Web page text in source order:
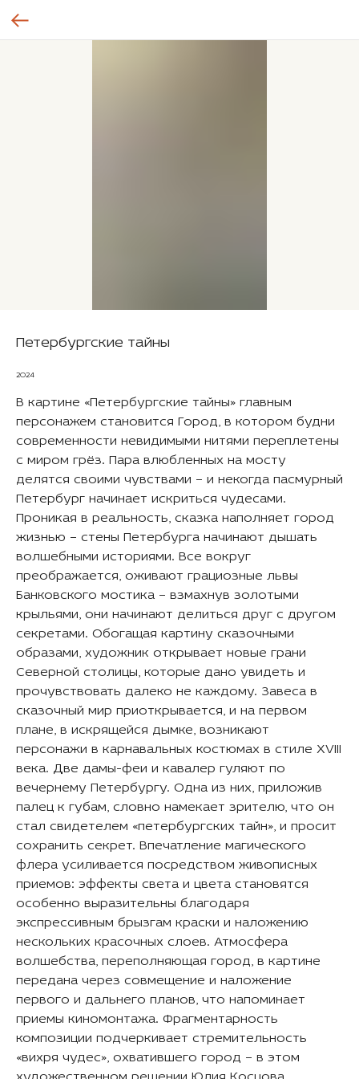
Петербургские тайны
2024
В картине «Петербургские тайны» главным
персонажем становится Город, в котором будни
современности невидимыми нитями переплетены
с миром грёз. Пара влюбленных на мосту
делятся своими чувствами – и некогда пасмурный
Петербург начинает искриться чудесами.
Проникая в реальность, сказка наполняет город
жизнью – стены Петербурга начинают дышать
волшебными историями. Все вокруг
преображается, оживают грациозные львы
Банковского мостика – взмахнув золотыми
крыльями, они начинают делиться друг с другом
секретами. Обогащая картину сказочными
образами, художник открывает новые грани
Северной столицы, которые дано увидеть и
прочувствовать далеко не каждому. Завеса в
сказочный мир приоткрывается, и на первом
плане, в искрящейся дымке, возникают
персонажи в карнавальных костюмах в стиле XVIII
века. Две дамы-феи и кавалер гуляют по
вечернему Петербургу. Одна из них, приложив
палец к губам, словно намекает зрителю, что он
стал свидетелем «петербургских тайн», и просит
сохранить секрет. Впечатление магического
флера усиливается посредством живописных
приемов: эффекты света и цвета становятся
особенно выразительны благодаря
экспрессивным брызгам краски и наложению
нескольких красочных слоев. Атмосфера
волшебства, переполняющая город, в картине
передана через совмещение и наложение
первого и дальнего планов, что напоминает
приемы киномонтажа. Фрагментарность
композиции подчеркивает стремительность
«вихря чудес», охватившего город – в этом